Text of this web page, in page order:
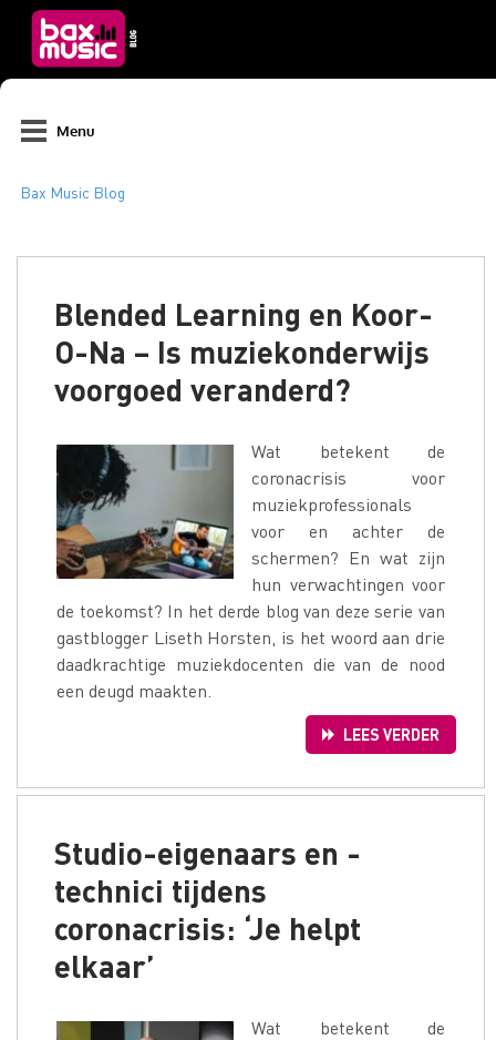
Menu
Blended Learning en Koor-
O-Na – Is muziekonderwijs
voorgoed veranderd?
Wat betekent de
coronacrisis voor
muziekprofessionals
voor en achter de
schermen? En wat zijn
hun verwachtingen voor
de toekomst? In het derde blog van deze serie van
gastblogger Liseth Horsten, is het woord aan drie
daadkrachtige muziekdocenten die van de nood
een deugd maakten.
LEES VERDER
Studio-eigenaars en -
technici tijdens
coronacrisis: ‘Je helpt
elkaar’
Wat betekent de